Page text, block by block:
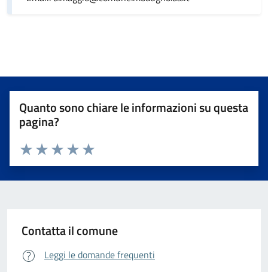
Quanto sono chiare le informazioni su questa
pagina?
Valuta da 1 a 5 stelle la pagina
Valuta 5 stelle su 5
Valuta 4 stelle su 5
Valuta 3 stelle su 5
Valuta 2 stelle su 5
Valuta 1 stelle su 5
Contatta il comune
Leggi le domande frequenti